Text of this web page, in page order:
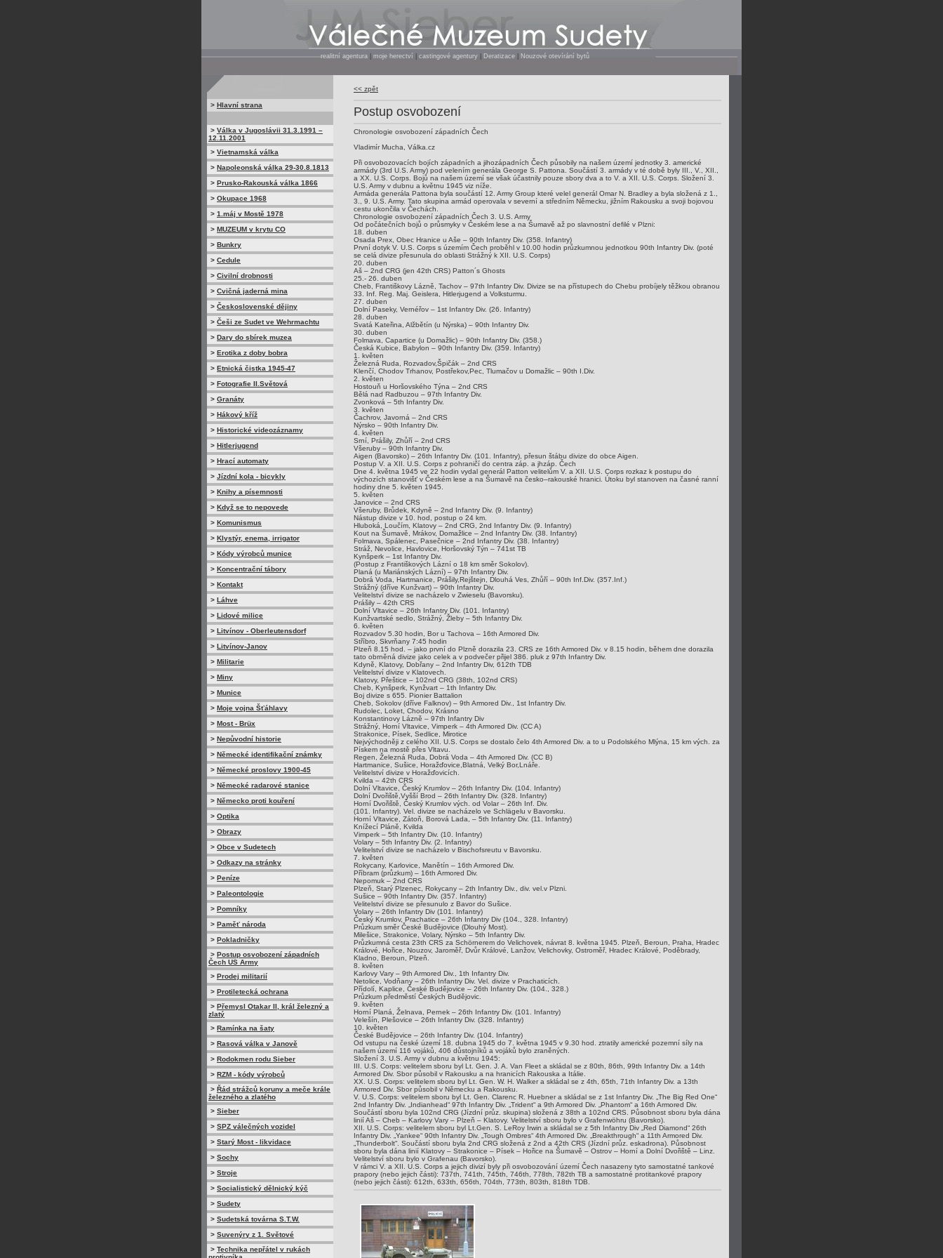
realitní agentura moje herectví castingové agentury Deratizace Nouzové otevírání bytů
> Hlavní strana
> Válka v Jugoslávii 31.3.1991 –
12.11.2001
> Vietnamská válka
> Napoleonská válka 29-30.8.1813
> Prusko-Rakouská válka 1866
> Okupace 1968
> 1.máj v Mostě 1978
> MUZEUM v krytu CO
> Bunkry
> Cedule
> Civilní drobnosti
> Cvičná jaderná mina
> Československé dějiny
> Češi ze Sudet ve Wehrmachtu
> Dary do sbírek muzea
> Erotika z doby bobra
> Etnická čistka 1945-47
> Fotografie II.Světová
> Granáty
> Hákový kříž
> Historické videozáznamy
> Hitlerjugend
> Hrací automaty
> Jízdní kola - bicykly
> Knihy a písemnosti
> Když se to nepovede
> Komunismus
> Klystýr, enema, irrigator
> Kódy výrobců munice
> Koncentrační tábory
> Kontakt
> Láhve
> Lidové milice
> Litvínov - Oberleutensdorf
> Litvínov-Janov
> Militarie
> Miny
> Munice
> Moje vojna Šťáhlavy
> Most - Brüx
> Nepůvodní historie
> Německé identifikační známky
> Německé proslovy 1900-45
> Německé radarové stanice
> Německo proti kouření
> Optika
> Obrazy
> Obce v Sudetech
> Odkazy na stránky
> Peníze
> Paleontologie
> Pomníky
> Paměť národa
> Pokladničky
> Postup osvobození západních
Čech US Army
> Prodej militarií
> Protiletecká ochrana
> Přemysl Otakar II, král železný a
zlatý
> Ramínka na šaty
> Rasová válka v Janově
> Rodokmen rodu Sieber
> RZM - kódy výrobců
> Řád strážců koruny a meče krále
železného a zlatého
> Sieber
> SPZ válečných vozidel
> Starý Most - likvidace
> Sochy
> Stroje
> Socialistický dělnický kýč
> Sudety
> Sudetská továrna S.T.W.
> Suvenýry z 1. Světové
> Technika nepřátel v rukách
<< zpět
Postup osvobození
Chronologie osvobození západních Čech
Vladimír Mucha, Válka.cz
Při osvobozovacích bojích západních a jihozápadních Čech působily na našem území jednotky 3. americké
armády (3rd U.S. Army) pod velením generála George S. Pattona. Součástí 3. armády v té době byly III., V., XII.,
a XX. U.S. Corps. Bojů na našem území se však účastnily pouze sbory dva a to V. a XII. U.S. Corps. Složení 3.
U.S. Army v dubnu a květnu 1945 viz níže.
Armáda generála Pattona byla součástí 12. Army Group které velel generál Omar N. Bradley a byla složená z 1.,
3., 9. U.S. Army. Tato skupina armád operovala v severní a středním Německu, jižním Rakousku a svoji bojovou
cestu ukončila v Čechách.
Chronologie osvobození západních Čech 3. U.S. Army
Od počátečních bojů o průsmyky v Českém lese a na Šumavě až po slavnostní defilé v Plzni:
18. duben
Osada Prex, Obec Hranice u Aše – 90th Infantry Div. (358. Infantry)
První dotyk V. U.S. Corps s územím Čech proběhl v 10.00 hodin průzkumnou jednotkou 90th Infantry Div. (poté
se celá divize přesunula do oblasti Strážný k XII. U.S. Corps)
20. duben
Aš – 2nd CRG (jen 42th CRS) Patton´s Ghosts
25.- 26. duben
Cheb, Františkovy Lázně, Tachov – 97th Infantry Div. Divize se na přístupech do Chebu probíjely těžkou obranou
33. Inf. Reg. Maj. Geislera, Hitlerjugend a Volksturmu.
27. duben
Dolní Paseky, Vernéřov – 1st Infantry Div. (26. Infantry)
28. duben
Svatá Kateřina, Alžbětín (u Nýrska) – 90th Infantry Div.
30. duben
Folmava, Capartice (u Domažlic) – 90th Infantry Div. (358.)
Česká Kubice, Babylon – 90th Infantry Div. (359. Infantry)
1. květen
Železná Ruda, Rozvadov,Špičák – 2nd CRS
Klenčí, Chodov Trhanov, Postřekov,Pec, Tlumačov u Domažlic – 90th I.Div.
2. květen
Hostouň u Horšovského Týna – 2nd CRS
Bělá nad Radbuzou – 97th Infantry Div.
Zvonková – 5th Infantry Div.
3. květen
Čachrov, Javorná – 2nd CRS
Nýrsko – 90th Infantry Div.
4. květen
Srní, Prášily, Zhůří – 2nd CRS
Všeruby – 90th Infantry Div.
Aigen (Bavorsko) – 26th Infantry Div. (101. Infantry), přesun štábu divize do obce Aigen.
Postup V. a XII. U.S. Corps z pohraničí do centra záp. a jhzáp. Čech
Dne 4. května 1945 ve 22 hodin vydal generál Patton velitelům V. a XII. U.S. Corps rozkaz k postupu do
výchozích stanovišť v Českém lese a na Šumavě na česko–rakouské hranici. Útoku byl stanoven na časné ranní
hodiny dne 5. květen 1945.
5. květen
Janovice – 2nd CRS
Všeruby, Brůdek, Kdyně – 2nd Infantry Div. (9. Infantry)
Nástup divize v 10. hod, postup o 24 km.
Hluboká, Loučím, Klatovy – 2nd CRG, 2nd Infantry Div. (9. Infantry)
Kout na Šumavě, Mrákov, Domažlice – 2nd Infantry Div. (38. Infantry)
Folmava, Spálenec, Pasečnice – 2nd Infantry Div. (38. Infantry)
Stráž, Nevolice, Havlovice, Horšovský Týn – 741st TB
Kynšperk – 1st Infantry Div.
(Postup z Františkových Lázní o 18 km směr Sokolov).
Planá (u Mariánských Lázní) – 97th Infantry Div.
Dobrá Voda, Hartmanice, Prášily,Rejštejn, Dlouhá Ves, Zhůří – 90th Inf.Div. (357.Inf.)
Strážný (dříve Kunžvart) – 90th Infantry Div.
Velitelství divize se nacházelo v Zwieselu (Bavorsku).
Prášily – 42th CRS
Dolní Vltavice – 26th Infantry Div. (101. Infantry)
Kunžvartské sedlo, Strážný, Žleby – 5th Infantry Div.
6. květen
Rozvadov 5.30 hodin, Bor u Tachova – 16th Armored Div.
Stříbro, Skvrňany 7:45 hodin
Plzeň 8.15 hod. – jako první do Plzně dorazila 23. CRS ze 16th Armored Div. v 8.15 hodin, během dne dorazila
tato obrněná divize jako celek a v podvečer přijel 386. pluk z 97th Infantry Div.
Kdyně, Klatovy, Dobřany – 2nd Infantry Div, 612th TDB
Velitelství divize v Klatovech.
Klatovy, Přeštice – 102nd CRG (38th, 102nd CRS)
Cheb, Kynšperk, Kynžvart – 1th Infantry Div.
Boj divize s 655. Pionier Battalion
Cheb, Sokolov (dříve Falknov) – 9th Armored Div., 1st Infantry Div.
Rudolec, Loket, Chodov, Krásno
Konstantinovy Lázně – 97th Infantry Div
Strážný, Horní Vltavice, Vimperk – 4th Armored Div. (CC A)
Strakonice, Písek, Sedlice, Mirotice
Nejvýchodněji z celého XII. U.S. Corps se dostalo čelo 4th Armored Div. a to u Podolského Mlýna, 15 km vých. za
Pískem na mostě přes Vltavu.
Regen, Železná Ruda, Dobrá Voda – 4th Armored Div. (CC B)
Hartmanice, Sušice, Horažďovice,Blatná, Velký Bor,Lnáře.
Velitelství divize v Horažďovicích.
Kvilda – 42th CRS
Dolní Vltavice, Český Krumlov – 26th Infantry Div. (104. Infantry)
Dolní Dvořiště,Vyšší Brod – 26th Infantry Div. (328. Infantry)
Horní Dvořiště, Český Krumlov vých. od Volar – 26th Inf. Div.
(101. Infantry). Vel. divize se nacházelo ve Schlägelu v Bavorsku.
Horní Vltavice, Zátoň, Borová Lada, – 5th Infantry Div. (11. Infantry)
Knížecí Pláně, Kvilda
Vimperk – 5th Infantry Div. (10. Infantry)
Volary – 5th Infantry Div. (2. Infantry)
Velitelství divize se nacházelo v Bischofsreutu v Bavorsku.
7. květen
Rokycany, Karlovice, Manětín – 16th Armored Div.
Příbram (průzkum) – 16th Armored Div.
Nepomuk – 2nd CRS
Plzeň, Starý Plzenec, Rokycany – 2th Infantry Div., div. vel.v Plzni.
Sušice – 90th Infantry Div. (357. Infantry)
Velitelství divize se přesunulo z Bavor do Sušice.
Volary – 26th Infantry Div (101. Infantry)
Český Krumlov, Prachatice – 26th Infantry Div (104., 328. Infantry)
Průzkum směr České Budějovice (Dlouhý Most).
Milešice, Strakonice, Volary, Nýrsko – 5th Infantry Div.
Průzkumná cesta 23th CRS za Schörnerem do Velichovek, návrat 8. května 1945. Plzeň, Beroun, Praha, Hradec
Králové, Hořice, Nouzov, Jaroměř, Dvůr Králové, Lanžov, Velichovky, Ostroměř, Hradec Králové, Poděbrady,
Kladno, Beroun, Plzeň.
8. květen
Karlovy Vary – 9th Armored Div., 1th Infantry Div.
Netolice, Vodňany – 26th Infantry Div. Vel. divize v Prachaticích.
Přídolí, Kaplice, České Budějovice – 26th Infantry Div. (104., 328.)
Průzkum předměstí Českých Budějovic.
9. květen
Horní Planá, Želnava, Pernek – 26th Infantry Div. (101. Infantry)
Velešín, Plešovice – 26th Infantry Div. (328. Infantry)
10. květen
České Budějovice – 26th Infantry Div. (104. Infantry)
Od vstupu na české území 18. dubna 1945 do 7. května 1945 v 9.30 hod. ztratily americké pozemní síly na
našem území 116 vojáků, 406 důstojníků a vojáků bylo zraněných.
Složení 3. U.S. Army v dubnu a květnu 1945:
III. U.S. Corps: velitelem sboru byl Lt. Gen. J. A. Van Fleet a skládal se z 80th, 86th, 99th Infantry Div. a 14th
Armored Div. Sbor působil v Rakousku a na hranicích Rakouska a Itálie.
XX. U.S. Corps: velitelem sboru byl Lt. Gen. W. H. Walker a skládal se z 4th, 65th, 71th Infantry Div. a 13th
Armored Div. Sbor působil v Německu a Rakousku.
V. U.S. Corps: velitelem sboru byl Lt. Gen. Clarenc R. Huebner a skládal se z 1st Infantry Div. „The Big Red One“
2nd Infantry Div. „Indianhead“ 97th Infantry Div. „Trident“ a 9th Armored Div. „Phantom“ a 16th Armored Div.
Součástí sboru byla 102nd CRG (Jízdní průz. skupina) složená z 38th a 102nd CRS. Působnost sboru byla dána
linií Aš – Cheb – Karlovy Vary – Plzeň – Klatovy. Velitelství sboru bylo v Grafenwöhru (Bavorsko).
XII. U.S. Corps: velitelem sboru byl Lt.Gen. S. LeRoy Irwin a skládal se z 5th Infantry Div „Red Diamond“ 26th
Infantry Div. „Yankee“ 90th Infantry Div. „Tough Ombres“ 4th Armored Div. „Breakthrough“ a 11th Armored Div.
„Thunderbolt“. Součástí sboru byla 2nd CRG složená z 2nd a 42th CRS (Jízdní průz. eskadrona). Působnost
sboru byla dána linií Klatovy – Strakonice – Písek – Hořice na Šumavě – Ostrov – Horní a Dolní Dvořiště – Linz.
Velitelství sboru bylo v Grafenau (Bavorsko).
V rámci V. a XII. U.S. Corps a jejich divizí byly při osvobozování území Čech nasazeny tyto samostatné tankové
prapory (nebo jejich části): 737th, 741th, 745th, 746th, 778th, 782th TB a samostatné protitankové prapory
(nebo jejich části): 612th, 633th, 656th, 704th, 773th, 803th, 818th TDB.